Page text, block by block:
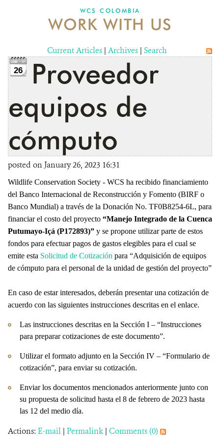
NEWS
PUBLICATIONS
ANNUAL REPORT WCS COLOMBIA
MEDIA COVERAGE
GRIEVANCE REDRESS MECHANISM
DONATE
WCS COLOMBIA
WORK WITH US
Current Articles | Archives | Search
26
Proveedor
equipos de
cómputo
posted on January 26, 2023 16:31
Wildlife Conservation Society - WCS ha recibido financiamiento
del Banco Internacional de Reconstrucción y Fomento (BIRF o
Banco Mundial) a través de la Donación No. TF0B8254-6L, para
financiar el costo del proyecto “Manejo Integrado de la Cuenca
Putumayo-Içá (P172893)” y se propone utilizar parte de estos
fondos para efectuar pagos de gastos elegibles para el cual se
emite esta Solicitud de Cotización para “Adquisición de equipos
de cómputo para el personal de la unidad de gestión del proyecto”
En caso de estar interesados, deberán presentar una cotización de
acuerdo con las siguientes instrucciones descritas en el enlace.
Las instrucciones descritas en la Sección I – “Instrucciones
para preparar cotizaciones de este documento”.
Utilizar el formato adjunto en la Sección IV – “Formulario de
cotización”, para enviar su cotización.
Enviar los documentos mencionados anteriormente junto con
su propuesta de solicitud hasta el 8 de febrero de 2023 hasta
las 12 del medio día.
Actions: E-mail | Permalink | Comments (0)